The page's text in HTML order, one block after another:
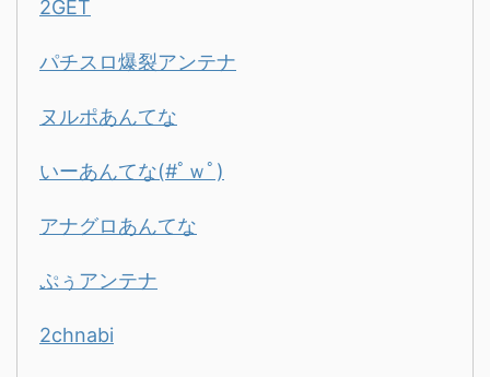
2GET
パチスロ爆裂アンテナ
ヌルポあんてな
いーあんてな(#ﾟｗﾟ)
アナグロあんてな
ぷぅアンテナ
2chnabi